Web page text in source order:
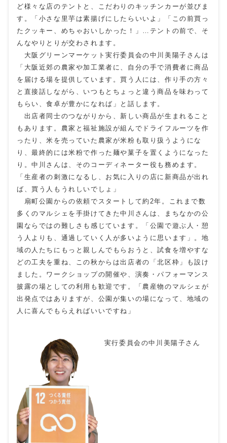
ど様々な店のテントと、こだわりのキッチンカーが並びま
す。「小さな里芋は素揚げにしたらいいよ」「この前買っ
たクッキー、めちゃおいしかった！」…テントの前で、そ
んなやりとりが交わされます。
大阪グリーンマーケット実行委員会の中川美陽子さんは
「大阪近郊の農家や加工業者に、自分の手で消費者に商品
を届ける場を提供しています。買う人には、作り手の方々
と直接話しながら、いつもとちょっと違う商品を味わって
もらい、食卓が豊かになれば」と話します。
出店者同士のつながりから、新しい商品が生まれること
もあります。農家と福祉施設が組んでドライフルーツを作
ったり、米を売っていた農家が米粉も取り扱うようにな
り、最終的には米粉で作った麺や菓子を置くようになった
り。中川さんは、そのコーディネーター役も務めます。
「生産者の刺激になるし、お気に入りの店に新商品が出れ
ば、買う人もうれしいでしょ」
扇町公園からの依頼でスタートして約2年。これまで数
多くのマルシェを手掛けてきた中川さんは、まちなかの公
園ならではの難しさも感じています。「公園で遊ぶ人・憩
う人よりも、通過していく人が多いように思います」。地
域の人たちにもっと親しんでもらおうと、試食を増やすな
どの工夫を重ね、この秋からは出店者の「北区枠」も設け
ました。ワークショップの開催や、演奏・パフォーマンス
披露の場としての利用も歓迎です。「農産物のマルシェが
出発点ではありますが、公園が集いの場になって、地域の
人に喜んでもらえればいいですね」
実行委員会の中川美陽子さん